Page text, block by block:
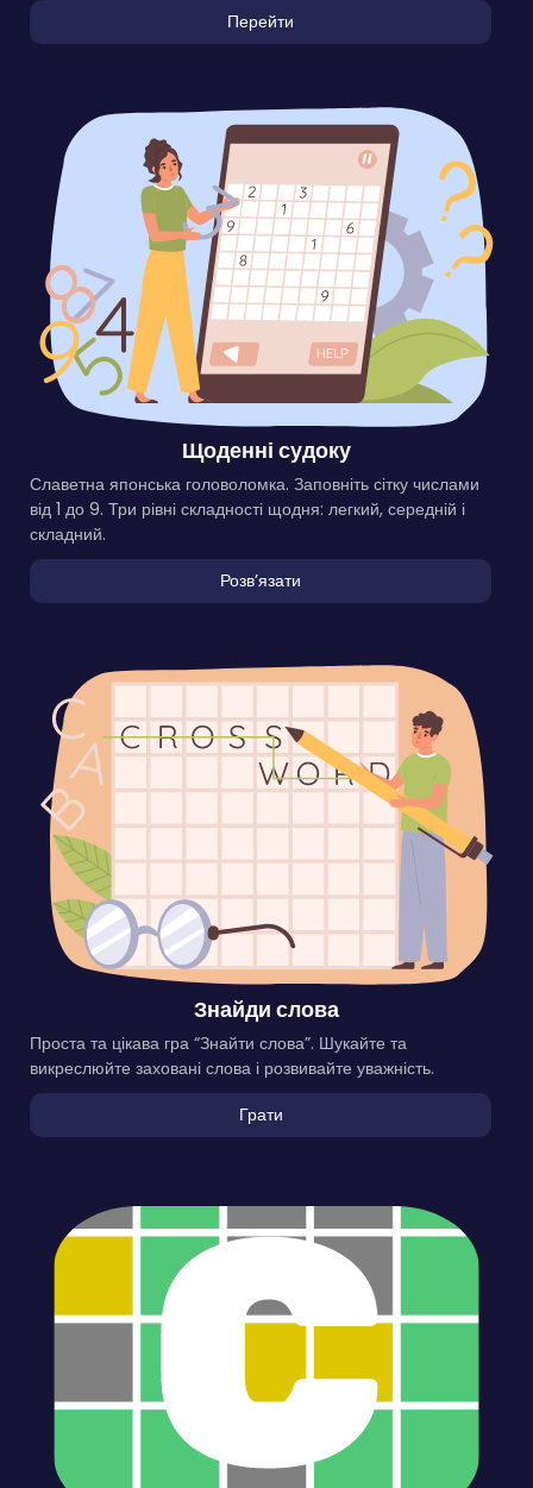
Перейти
Щоденні судоку
Славетна японська головоломка. Заповніть сітку числами
від 1 до 9. Три рівні складності щодня: легкий, середній і
складний.
Розвʼязати
Знайди слова
Проста та цікава гра “Знайти слова”. Шукайте та
викреслюйте заховані слова і розвивайте уважність.
Грати